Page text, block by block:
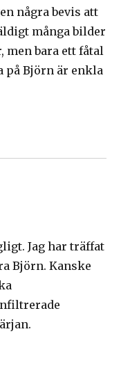
några bevis att
många bilder
men bara ett fåtal
på Björn är enkla
Jag har träffat
Björn. Kanske